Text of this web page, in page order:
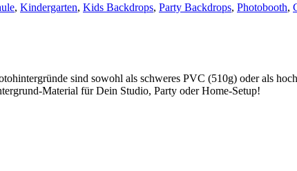
, Kindergarten, Kids Backdrops, Party Backdrops, Photobooth,
sind sowohl als schweres PVC (510g) oder als
Material für Dein Studio, Party oder Home-Setup!